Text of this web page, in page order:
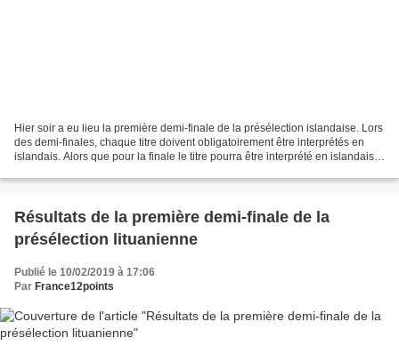
Hier soir a eu lieu la première demi-finale de la présélection islandaise. Lors
des demi-finales, chaque titre doivent obligatoirement être interprétés en
islandais. Alors que pour la finale le titre pourra être interprété en islandais
Résultats de la première demi-finale de la
présélection lituanienne
Publié le 10/02/2019 à 17:06
Par France12points